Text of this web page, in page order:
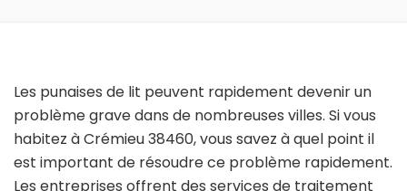
Les punaises de lit peuvent rapidement devenir un
problème grave dans de nombreuses villes. Si vous
habitez à Crémieu 38460, vous savez à quel point il
est important de résoudre ce problème rapidement.
Les entreprises offrent des services de traitement